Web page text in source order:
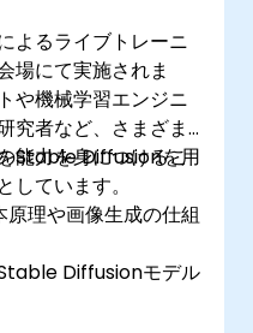
よるライブトレーニ
場にて実施されま
や機械学習エンジニ
究者など、さまざま
Stable Diffusionを用
ています。
能力を身につけるこ
理や画像生成の仕組
Diffusionモデル